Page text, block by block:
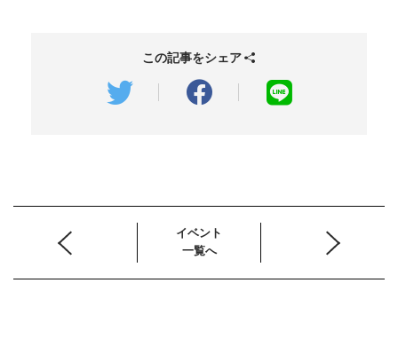
この記事をシェア
イベント
一覧へ